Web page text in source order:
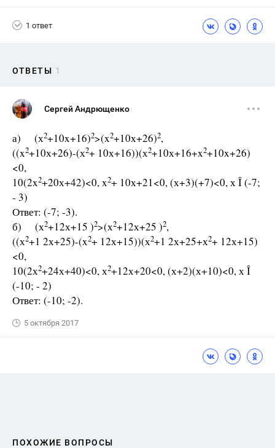
1 ответ
ОТВЕТЫ 1
Сергей Андрющенко
а) (х2+10x+16)2>(x2+10х+26)2,
((x2+10х+26)-(х2+ 10х+16))(х2+10х+16+x2+10x+26)
<0,
10(2x2+20х+42)<0, x2+ 10х+21<0, (х+3)(+7)<0, х Î (-7;
- 3)
Ответ: (-7; -3).
б) (х2+12х+15 )2>(х2+12х+25 )2,
((х2+1 2х+25)-(x2+ 12х+15))(х2+1 2х+25+х2+ 12х+15)
<0,
10(2х2+24х+40)<0, х2+12х+20<0, (х+2)(х+10)<0, х Î
(-10; - 2)
Ответ: (-10; -2).
5 октября 2017
ПОХОЖИЕ ВОПРОСЫ